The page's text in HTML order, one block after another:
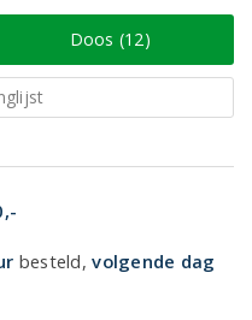
Doos (12)
besteld,volgende dag